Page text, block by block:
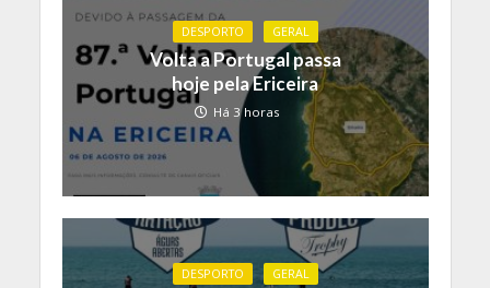
DESPORTO GERAL
Volta a Portugal passa
hoje pela Ericeira
Há 3 horas
DESPORTO GERAL